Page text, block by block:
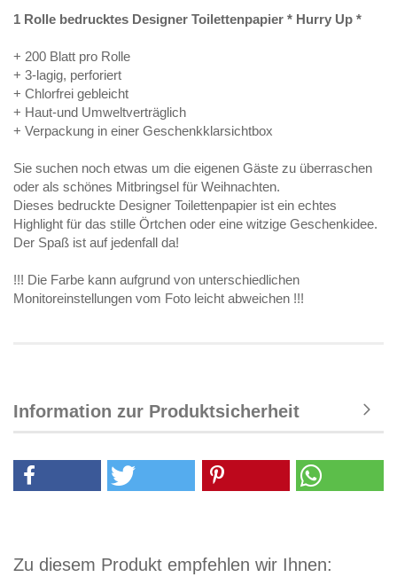
1 Rolle bedrucktes Designer Toilettenpapier * Hurry Up *
+ 200 Blatt pro Rolle
+ 3-lagig, perforiert
+ Chlorfrei gebleicht
+ Haut-und Umweltverträglich
+ Verpackung in einer Geschenkklarsichtbox
Sie suchen noch etwas um die eigenen Gäste zu überraschen
oder als schönes Mitbringsel für Weihnachten.
Dieses bedruckte Designer Toilettenpapier ist ein echtes
Highlight für das stille Örtchen oder eine witzige Geschenkidee.
Der Spaß ist auf jedenfall da!
!!! Die Farbe kann aufgrund von unterschiedlichen
Monitoreinstellungen vom Foto leicht abweichen !!!
Information zur Produktsicherheit
Zu diesem Produkt empfehlen wir Ihnen: